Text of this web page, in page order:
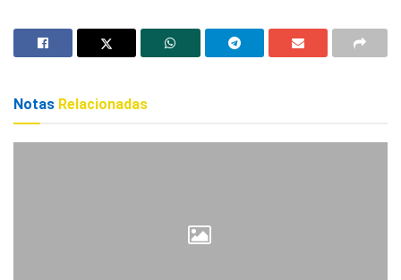
Notas Relacionadas